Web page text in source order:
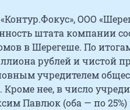
ООО
штата компании
в Шерегеше. По
рублей и чистой
учредителем
нее, в число
Павлюк (оба — по 25%)